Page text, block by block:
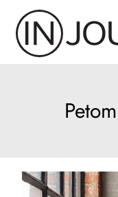
sadržaj